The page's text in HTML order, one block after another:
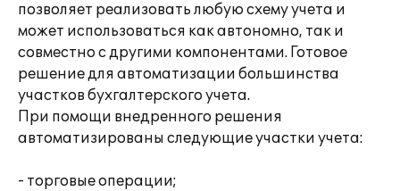
позволяет реализовать любую схему учета и
может использоваться как автономно, так и
совместно с другими компонентами. Готовое
решение для автоматизации большинства
участков бухгалтерского учета.
При помощи внедренного решения
автоматизированы следующие участки учета:
- торговые операции;